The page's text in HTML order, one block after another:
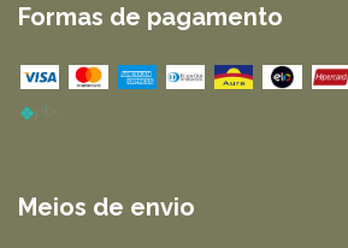
Formas de pagamento
Meios de envio